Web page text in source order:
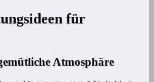
für
Atmosphäre